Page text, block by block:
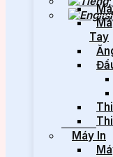
Tay
Máy In